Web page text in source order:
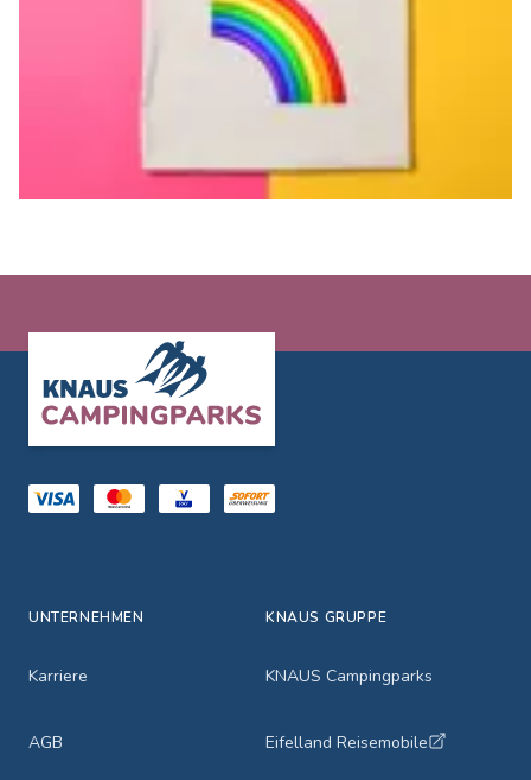
UNTERNEHMEN
Karriere
AGB
KNAUS GRUPPE
KNAUS Campingparks
Eifelland Reisemobile